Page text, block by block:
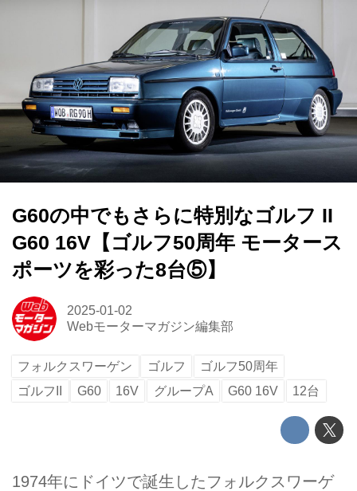
G60の中でもさらに特別なゴルフ II
G60 16V【ゴルフ50周年 モータース
ポーツを彩った8台⑤】
2025-01-02
Webモーターマガジン編集部
フォルクスワーゲン ゴルフ
ゴルフ50周年
ゴルフII
G60 16V グループA G60 16V 12台
1974年にドイツで誕生したフォルクスワーゲ